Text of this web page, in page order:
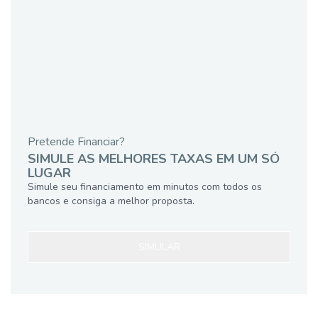
Pretende Financiar?
SIMULE AS MELHORES TAXAS EM UM SÓ
LUGAR
Simule seu financiamento em minutos com todos os
bancos e consiga a melhor proposta.